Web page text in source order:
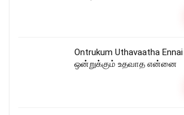
Ontrukum Uthavaatha
ஒன்றுக்கும் உதவாத என்னை